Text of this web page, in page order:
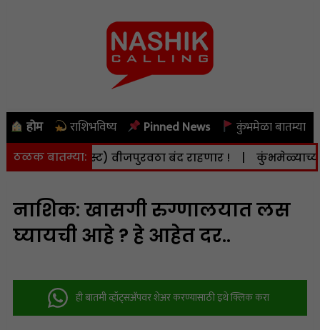
होम राशिभविष्य Pinned News कुंभमेळा बातम्या
ठळक बातम्या:
(दि. 8 ऑगस्ट) वीजपुरवठा बंद राहणार ! | कुंभमेळ्याच्या
नाशिक: खासगी रुग्णालयात लस
घ्यायची आहे ? हे आहेत दर..
ही बातमी व्हॉट्सअ‍ॅपवर शेअर करण्यासाठी इथे क्लिक करा